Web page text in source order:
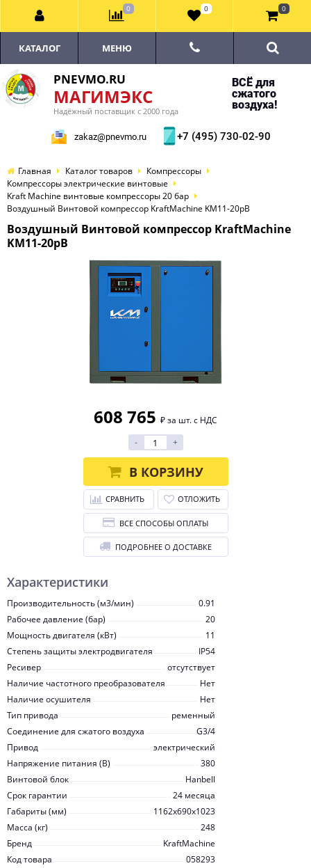
PNEVMO.RU
МАГИМЭКС
Надёжный поставщик с 2000 года
ВСЁ для
сжатого
воздуха!
zakaz@pnevmo.ru +7 (495) 730-02-90
КАТАЛОГ МЕНЮ
Главная Каталог товаров
Компрессоры
Компрессоры электрические винтовые
Kraft Machine винтовые компрессоры 20 бар
Воздушный Винтовой компрессор KraftMachine KM11-20рВ
Воздушный Винтовой компрессор KraftMachine
KM11-20рВ
Характеристики
Производительность (м3/мин)
0.91
Рабочее давление (бар)
20
Мощность двигателя (кВт)
11
Степень защиты электродвигателя
IP54
Ресивер
отсутствует
Наличие частотного преобразователя
Нет
Наличие осушителя
Нет
Тип привода
ременный
Соединение для сжатого воздуха
G3/4
Привод
электрический
Напряжение питания (В)
380
Винтовой блок
Hanbell
Срок гарантии
24 месяца
Габариты (мм)
1162x690x1023
Масса (кг)
248
Бренд
KraftMachine
Код товара
058293
608 765 ₽ за шт. с НДС
-
+
В КОРЗИНУ
СРАВНИТЬ ОТЛОЖИТЬ
ВСЕ СПОСОБЫ ОПЛАТЫ
ПОДРОБНЕЕ О ДОСТАВКЕ
0 0 0